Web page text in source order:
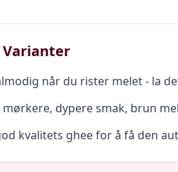
Varianter
når du rister melet - la
mørkere, dypere smak, brun
kvalitets ghee for å få den